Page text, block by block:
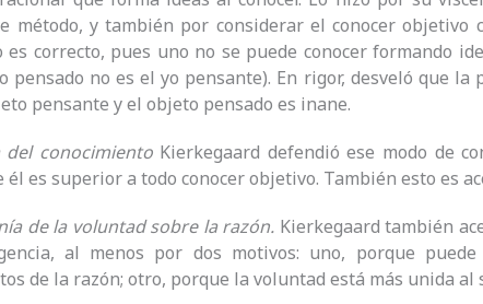
método, y también por considerar el conocer objetivo
es correcto, pues uno no se puede conocer formando
pensado no es el yo pensante). En rigor, desveló que
pensante y el objeto pensado es inane.
del conocimientoKierkegaard defendió ese modo de
él es superior a todo conocer objetivo. También esto es
de la voluntad sobre la razón. Kierkegaard también
al menos por dos motivos: uno, porque
de la razón; otro, porque la voluntad está más unida